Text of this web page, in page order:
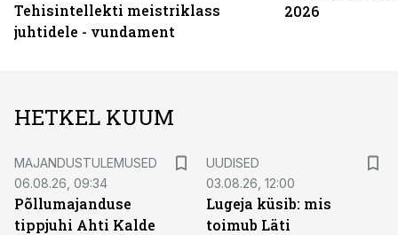
Tehisintellekti meistriklass
juhtidele - vundament
2026
HETKEL KUUM
MAJANDUSTULEMUSED
06.08.26, 09:34
Põllumajanduse
tippjuhi Ahti Kalde
UUDISED
03.08.26, 12:00
Lugeja küsib: mis
toimub Läti